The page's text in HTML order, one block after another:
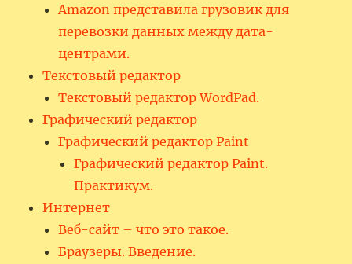
Amazon представила грузовик для
перевозки данных между дата-
центрами.
Текстовый редактор
Текстовый редактор WordPad.
Графический редактор
Графический редактор Paint
Графический редактор Paint.
Практикум.
Интернет
Веб-сайт – что это такое.
Браузеры. Введение.